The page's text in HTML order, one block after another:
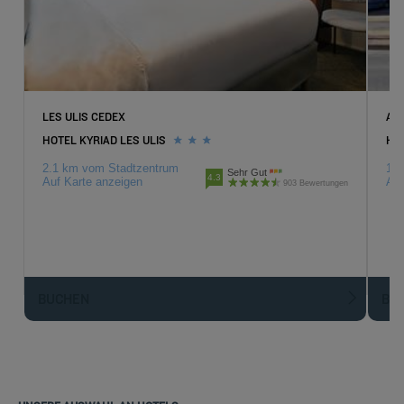
LES ULIS CEDEX
HOTEL KYRIAD LES ULIS
2.1 km vom Stadtzentrum
Auf Karte anzeigen
4.3 Sehr Gut
903 Bewertungen